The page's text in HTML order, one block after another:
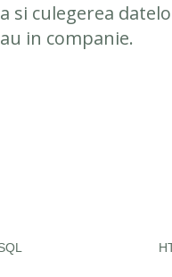
si culegerea
in companie.